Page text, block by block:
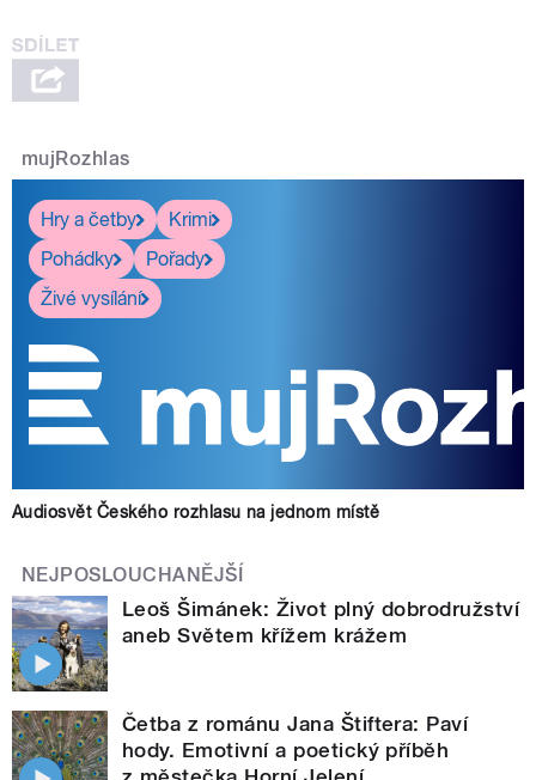
mujRozhlas
Hry a četby
Krimi
Pohádky
Pořady
Živé vysílání
Audiosvět Českého rozhlasu na jednom místě
NEJPOSLOUCHANĚJŠÍ
Leoš Šimánek: Život plný dobrodružství
aneb Světem křížem krážem
Četba z románu Jana Štiftera: Paví
hody. Emotivní a poetický příběh